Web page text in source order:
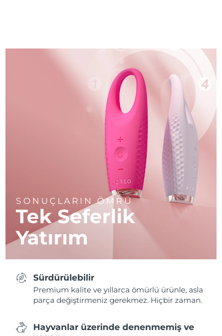
SONUÇLARIN ÖMRÜ
Tek Seferlik
Yatırım
Sürdürülebilir
Premium kalite ve yıllarca ömürlü ürünle, asla
parça değiştirmeniz gerekmez. Hiçbir zaman.
Hayvanlar üzerinde denenmemiş ve